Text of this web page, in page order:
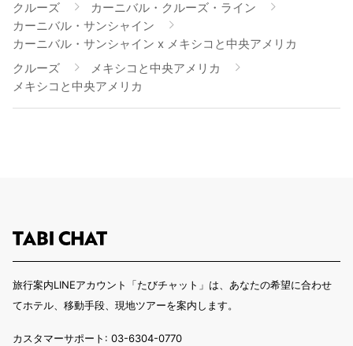
クルーズ
カーニバル・クルーズ・ライン
カーニバル・サンシャイン
カーニバル・サンシャイン x メキシコと中央アメリカ
クルーズ
メキシコと中央アメリカ
メキシコと中央アメリカ
旅行案内LINEアカウント「たびチャット」は、あなたの希望に合わせ
てホテル、移動手段、現地ツアーを案内します。
カスタマーサポート: 03-6304-0770